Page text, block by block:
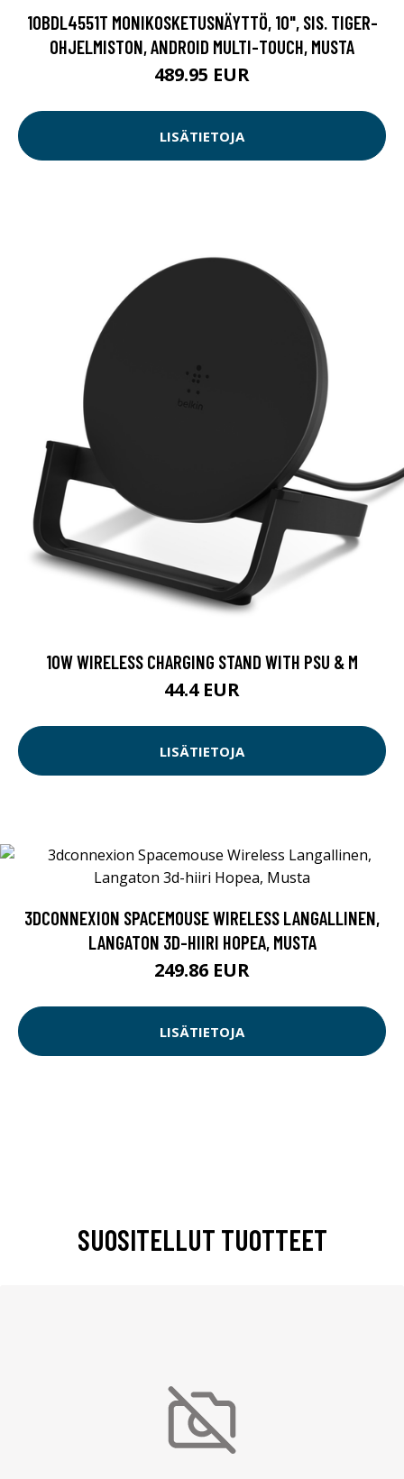
10BDL4551T MONIKOSKETUSNÄYTTÖ, 10", SIS. TIGER-
OHJELMISTON, ANDROID MULTI-TOUCH, MUSTA
489.95 EUR
LISÄTIETOJA
10W WIRELESS CHARGING STAND WITH PSU & M
44.4 EUR
LISÄTIETOJA
3DCONNEXION SPACEMOUSE WIRELESS LANGALLINEN,
LANGATON 3D-HIIRI HOPEA, MUSTA
249.86 EUR
LISÄTIETOJA
SUOSITELLUT TUOTTEET